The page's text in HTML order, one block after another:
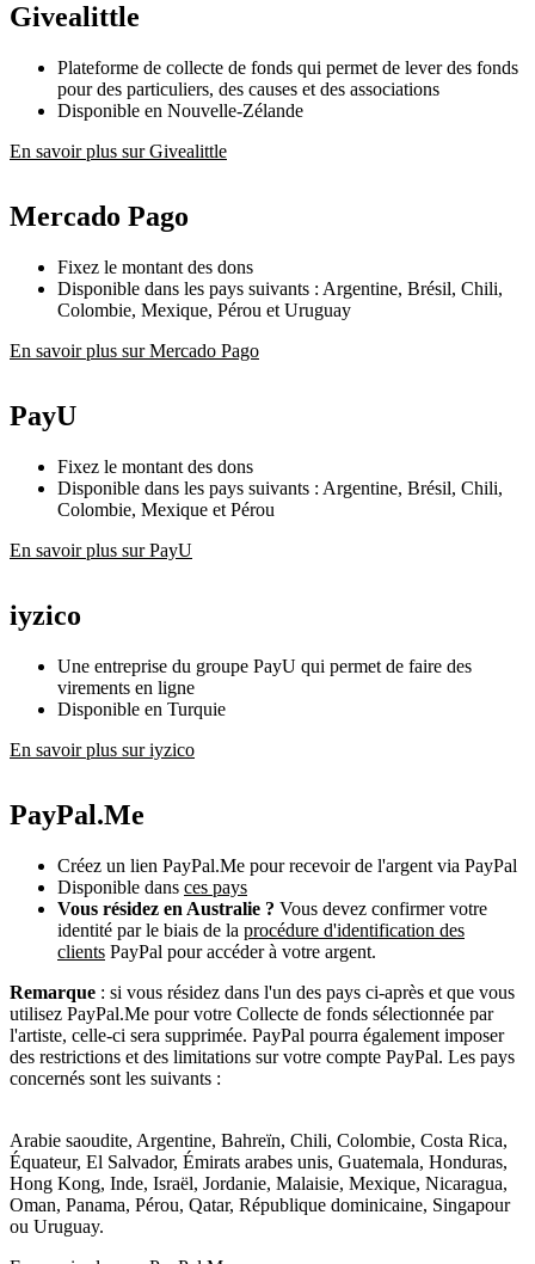
Givealittle
Plateforme de collecte de fonds qui permet de lever des fonds
pour des particuliers, des causes et des associations
Disponible en Nouvelle-Zélande
En savoir plus sur Givealittle
Mercado Pago
Fixez le montant des dons
Disponible dans les pays suivants : Argentine, Brésil, Chili,
Colombie, Mexique, Pérou et Uruguay
En savoir plus sur Mercado Pago
PayU
Fixez le montant des dons
Disponible dans les pays suivants : Argentine, Brésil, Chili,
Colombie, Mexique et Pérou
En savoir plus sur PayU
iyzico
Une entreprise du groupe PayU qui permet de faire des
virements en ligne
Disponible en Turquie
En savoir plus sur iyzico
PayPal.Me
Créez un lien PayPal.Me pour recevoir de l'argent via PayPal
Disponible dans ces pays
Vous résidez en Australie ? Vous devez confirmer votre
identité par le biais de la procédure d'identification des
clients PayPal pour accéder à votre argent.
Remarque : si vous résidez dans l'un des pays ci-après et que vous
utilisez PayPal.Me pour votre Collecte de fonds sélectionnée par
l'artiste, celle-ci sera supprimée. PayPal pourra également imposer
des restrictions et des limitations sur votre compte PayPal. Les pays
concernés sont les suivants :
Arabie saoudite, Argentine, Bahreïn, Chili, Colombie, Costa Rica,
Équateur, El Salvador, Émirats arabes unis, Guatemala, Honduras,
Hong Kong, Inde, Israël, Jordanie, Malaisie, Mexique, Nicaragua,
Oman, Panama, Pérou, Qatar, République dominicaine, Singapour
ou Uruguay.